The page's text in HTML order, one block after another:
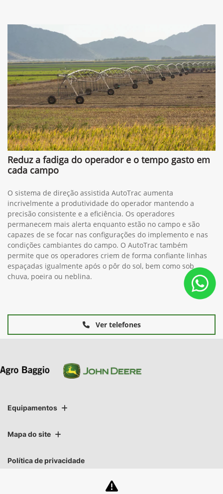
Reduz a fadiga do operador e o tempo gasto em
cada campo
O sistema de direção assistida AutoTrac aumenta
incrivelmente a produtividade do operador mantendo a
precisão consistente e a eficiência. Os operadores
permanecem mais alerta enquanto estão no campo e são
capazes de se focar nas configurações do implemento e nas
condições cambiantes do campo. O AutoTrac também
permite que os operadores criem de forma confiante linhas
espaçadas igualmente após o pôr do sol, bem como sob
chuva, poeira ou neblina.
Ver telefones
Equipamentos
Mapa do site
Política de privacidade